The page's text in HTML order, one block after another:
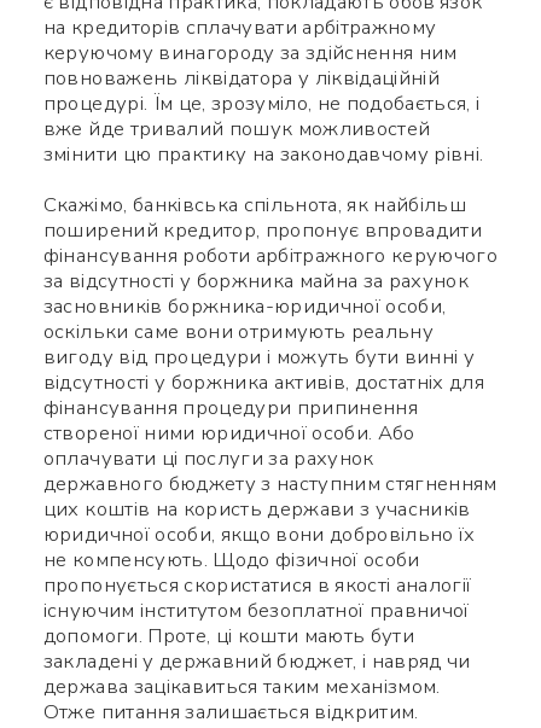
на кредиторів сплачувати арбітражному
керуючому винагороду за здійснення ним
повноважень ліквідатора у ліквідаційній
процедурі. Їм це, зрозуміло, не подобається, і
вже йде тривалий пошук можливостей
змінити цю практику на законодавчому рівні.
Скажімо, банківська спільнота, як найбільш
поширений кредитор, пропонує впровадити
фінансування роботи арбітражного керуючого
за відсутності у боржника майна за рахунок
засновників боржника-юридичної особи,
оскільки саме вони отримують реальну
вигоду від процедури і можуть бути винні у
відсутності у боржника активів, достатніх для
фінансування процедури припинення
створеної ними юридичної особи. Або
оплачувати ці послуги за рахунок
державного бюджету з наступним стягненням
цих коштів на користь держави з учасників
юридичної особи, якщо вони добровільно їх
не компенсують. Щодо фізичної особи
пропонується скористатися в якості аналогії
існуючим інститутом безоплатної правничої
допомоги. Проте, ці кошти мають бути
закладені у державний бюджет, і навряд чи
держава зацікавиться таким механізмом.
Отже питання залишається відкритим.
Ім’я *
Номер телефону *
Яке питання Символів: 0/240
Заповніть потрібні поля